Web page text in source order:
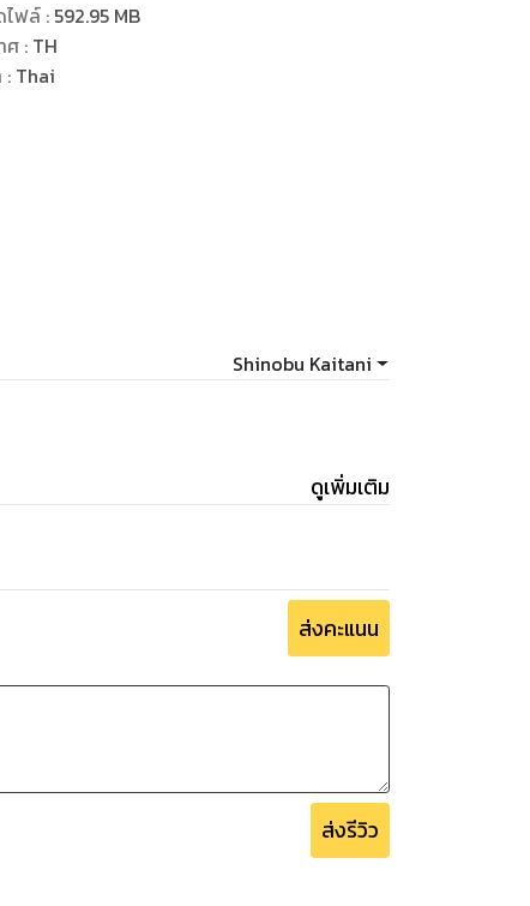
ไฟล์: 592.95 MB
ศ : TH
: Thai
Shinobu Kaitani
ดูเพิ่มเติม
ส่งคะแนน
ส่งรีวิว